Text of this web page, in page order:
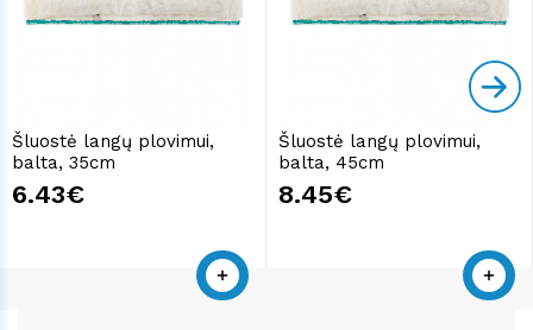
Šluostė langų plovimui,
balta, 35cm
6.43€
Šluostė langų plovimui,
balta, 45cm
8.45€